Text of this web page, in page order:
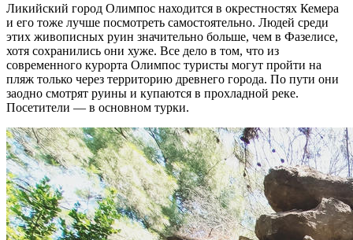
Ликийский город Олимпос находится в окрестностях Кемера
и его тоже лучше посмотреть самостоятельно. Людей среди
этих живописных руин значительно больше, чем в Фазелисе,
хотя сохранились они хуже. Все дело в том, что из
современного курорта Олимпос туристы могут пройти на
пляж только через территорию древнего города. По пути они
заодно смотрят руины и купаются в прохладной реке.
Посетители — в основном турки.